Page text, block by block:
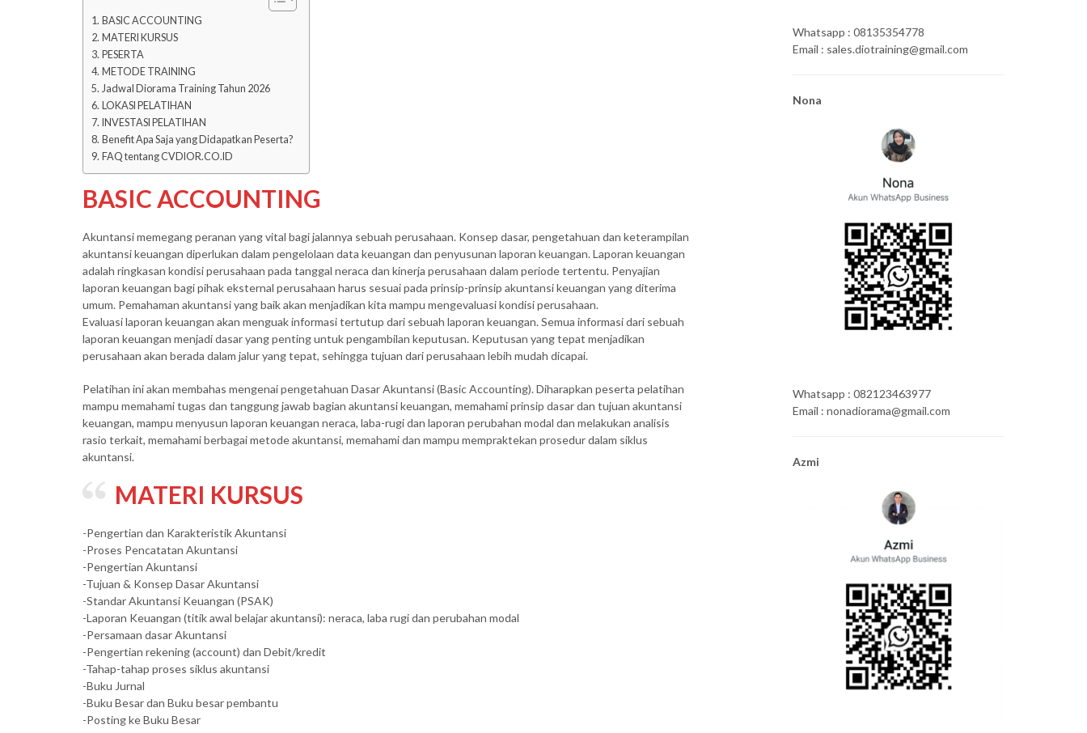
BASIC ACCOUNTING
MATERI KURSUS
PESERTA
METODE TRAINING
Jadwal Diorama Training Tahun 2026
LOKASI PELATIHAN
INVESTASI PELATIHAN
Benefit Apa Saja yang Didapatkan Peserta?
FAQ tentang CVDIOR.CO.ID
BASIC ACCOUNTING
Akuntansi memegang peranan yang vital bagi jalannya sebuah perusahaan. Konsep dasar, pengetahuan dan keterampilan
akuntansi keuangan diperlukan dalam pengelolaan data keuangan dan penyusunan laporan keuangan. Laporan keuangan
adalah ringkasan kondisi perusahaan pada tanggal neraca dan kinerja perusahaan dalam periode tertentu. Penyajian
laporan keuangan bagi pihak eksternal perusahaan harus sesuai pada prinsip-prinsip akuntansi keuangan yang diterima
umum. Pemahaman akuntansi yang baik akan menjadikan kita mampu mengevaluasi kondisi perusahaan.
Evaluasi laporan keuangan akan menguak informasi tertutup dari sebuah laporan keuangan. Semua informasi dari sebuah
laporan keuangan menjadi dasar yang penting untuk pengambilan keputusan. Keputusan yang tepat menjadikan
perusahaan akan berada dalam jalur yang tepat, sehingga tujuan dari perusahaan lebih mudah dicapai.
Pelatihan ini akan membahas mengenai pengetahuan Dasar Akuntansi (Basic Accounting). Diharapkan peserta pelatihan
mampu memahami tugas dan tanggung jawab bagian akuntansi keuangan, memahami prinsip dasar dan tujuan akuntansi
keuangan, mampu menyusun laporan keuangan neraca, laba-rugi dan laporan perubahan modal dan melakukan analisis
rasio terkait, memahami berbagai metode akuntansi, memahami dan mampu mempraktekan prosedur dalam siklus
akuntansi.
MATERI KURSUS
-Pengertian dan Karakteristik Akuntansi
-Proses Pencatatan Akuntansi
-Pengertian Akuntansi
-Tujuan & Konsep Dasar Akuntansi
-Standar Akuntansi Keuangan (PSAK)
-Laporan Keuangan (titik awal belajar akuntansi): neraca, laba rugi dan perubahan modal
-Persamaan dasar Akuntansi
-Pengertian rekening (account) dan Debit/kredit
-Tahap-tahap proses siklus akuntansi
-Buku Jurnal
-Buku Besar dan Buku besar pembantu
-Posting ke Buku Besar
Whatsapp : 08135354778
Email : sales.diotraining@gmail.com
Nona
Whatsapp : 082123463977
Email : nonadiorama@gmail.com
Azmi